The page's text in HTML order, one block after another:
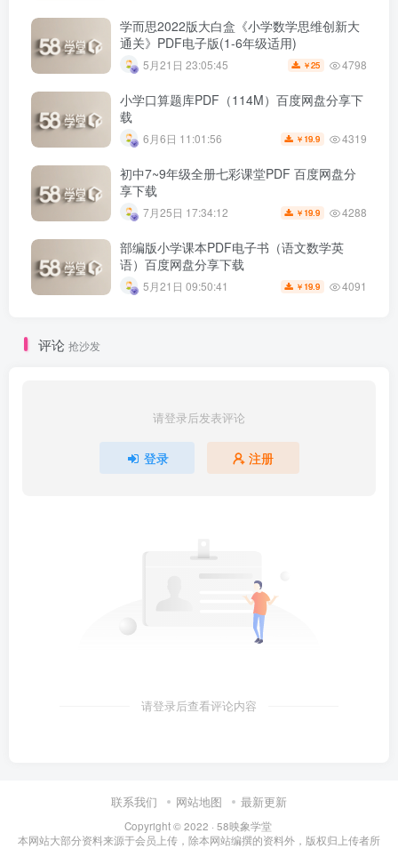
学而思2022版大白盒《小学数学思维创新大
通关》PDF电子版(1-6年级适用)
5月21日 23:05:45 ￥25 4798
小学口算题库PDF（114M）百度网盘分享下
载
6月6日 11:01:56 ￥ 19.9 4319
初中7~9年级全册七彩课堂PDF 百度网盘分
享下载
7月25日 17:34:12 ￥ 19.9 4288
部编版小学课本PDF电子书（语文数学英
语）百度网盘分享下载
5月21日 09:50:41 ￥ 19.9 4091
评论 抢沙发
请登录后发表评论
登录 注册
请登录后查看评论内容
联系我们 网站地图 最新更新
Copyright © 2022 · 58映象学堂
本网站大部分资料来源于会员上传，除本网站编撰的资料外，版权归上传者所